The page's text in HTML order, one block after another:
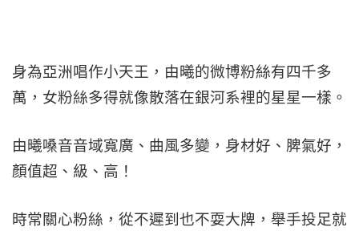
身為亞洲唱作小天王，由曦的微博粉絲有四千多
萬，女粉絲多得就像散落在銀河系裡的星星一樣。
由曦嗓音音域寬廣、曲風多變，身材好、脾氣好，
顏值超、級、高！
時常關心粉絲，從不遲到也不耍大牌，舉手投足就